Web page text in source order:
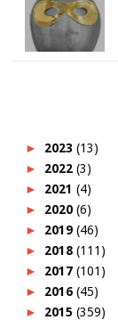
► 2023 (13)
► 2022 (3)
► 2021 (4)
► 2020 (6)
► 2019 (46)
► 2018 (111)
► 2017 (101)
► 2016 (45)
► 2015 (359)